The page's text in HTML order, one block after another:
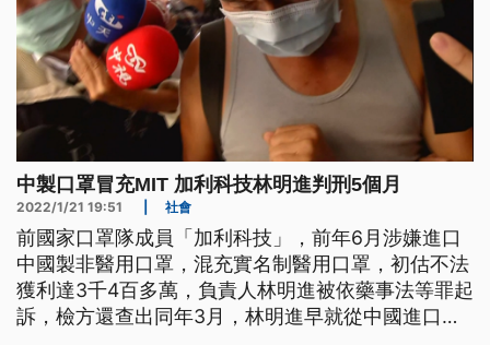
中製口罩冒充MIT 加利科技林明進判刑5個月
2022/1/21 19:51 社會
前國家口罩隊成員「加利科技」，前年6月涉嫌進口
中國製非醫用口罩，混充實名制醫用口罩，初估不法
獲利達3千4百多萬，負責人林明進被依藥事法等罪起
訴，檢方還查出同年3月，林明進早就從中國進口近7